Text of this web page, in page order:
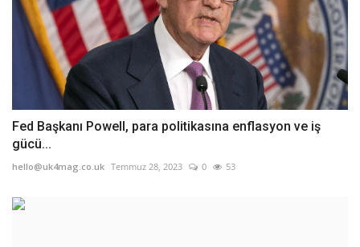
Fed Başkanı Powell, para politikasına enflasyon ve iş
gücü...
hello@uk4mag.co.uk Temmuz 28, 2023 0 53